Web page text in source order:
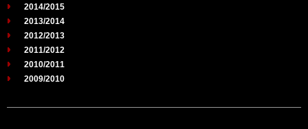
2014/2015
2013/2014
2012/2013
2011/2012
2010/2011
2009/2010